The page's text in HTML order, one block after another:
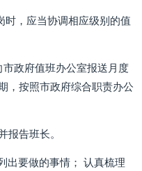
时，应当协调相应级别的值
政府值班办公室报送月度
，按照市政府综合职责办公
报告班长。
出要做的事情； 认真梳理